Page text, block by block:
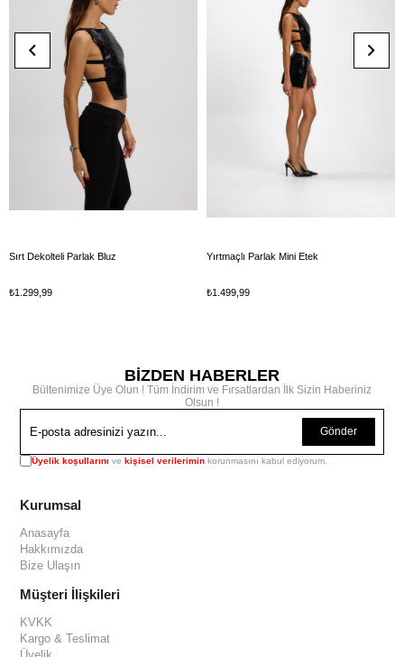
Sırt Dekolteli Parlak Bluz
₺1.299,99
Yırtmaçlı Parlak Mini Etek
₺1.499,99
BİZDEN HABERLER
Bültenimize Üye Olun ! Tüm İndirim ve Fırsatlardan İlk Sizin Haberiniz
Olsun !
Gönder
Üyelik koşullarını vekişisel verilerimin korunmasını kabul ediyorum.
Kurumsal
Anasayfa
Hakkımızda
Bize Ulaşın
Müşteri İlişkileri
KVKK
Kargo & Teslimat